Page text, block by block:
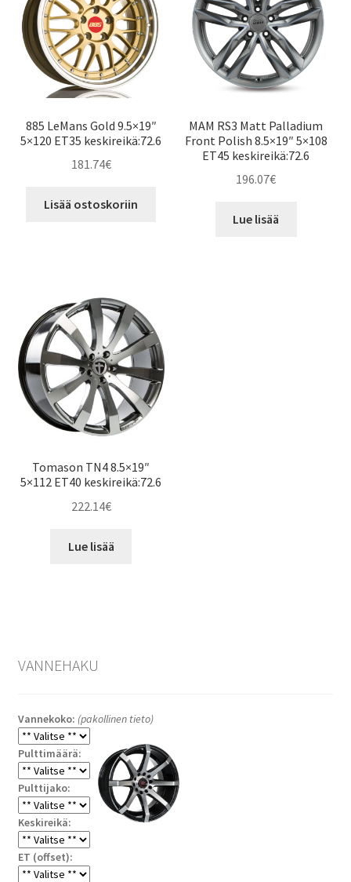
885 LeMans Gold 9.5×19″
5×120 ET35 keskireikä:72.6
181.74€
Lisää ostoskoriin
MAM RS3 Matt Palladium
Front Polish 8.5×19″ 5×108
ET45 keskireikä:72.6
196.07€
Lue lisää
Tomason TN4 8.5×19″
5×112 ET40 keskireikä:72.6
222.14€
Lue lisää
VANNEHAKU
Vannekoko: (pakollinen tieto)
Pulttimäärä:
Pulttijako:
Keskireikä:
ET (offset):